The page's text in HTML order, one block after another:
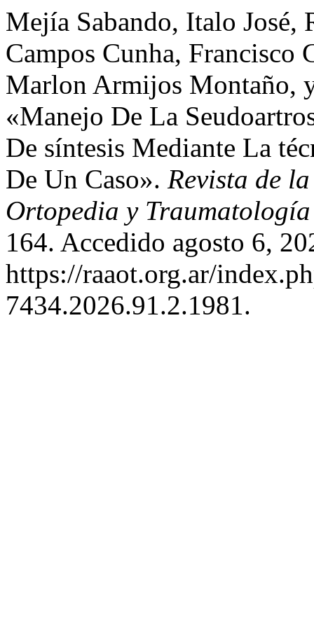
Mejía Sabando, Italo José,
Campos Cunha, Francisco
Marlon Armijos Montaño,
«Manejo De La
De síntesis Mediante La
De Un Caso». Revista de
Ortopedia y Traumatología
164. Accedido agosto 6,
https://raaot.org.ar/
7434.2026.91.2.1981.